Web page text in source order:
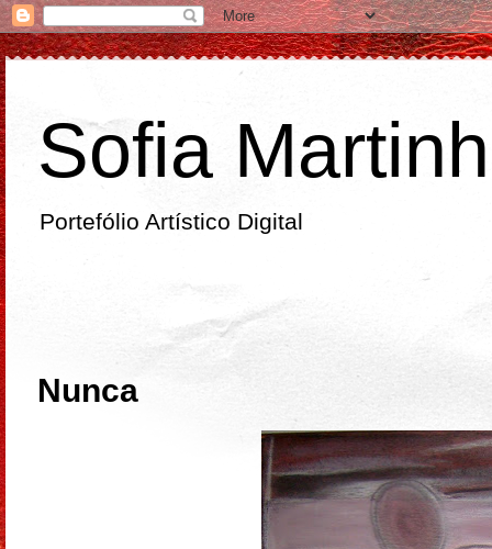
Sofia
Portefólio Artístico Digital
quarta-feira
Nunca